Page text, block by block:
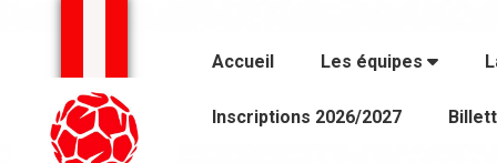
Accueil Les équipes
Inscriptions 2026/2027